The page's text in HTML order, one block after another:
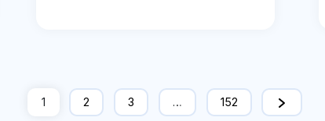
1 2 3 … 152